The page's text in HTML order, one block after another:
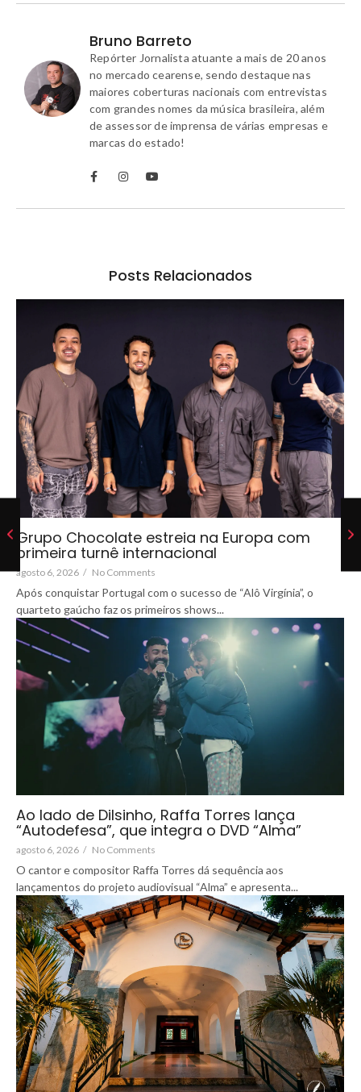
Bruno Barreto
Repórter Jornalista atuante a mais de 20 anos
no mercado cearense, sendo destaque nas
maiores coberturas nacionais com entrevistas
com grandes nomes da música brasileira, além
de assessor de imprensa de várias empresas e
marcas do estado!
Posts Relacionados
Grupo Chocolate estreia na Europa com
primeira turnê internacional
agosto 6, 2026 / No Comments
Após conquistar Portugal com o sucesso de “Alô Virgínia”, o
quarteto gaúcho faz os primeiros shows...
Ao lado de Dilsinho, Raffa Torres lança
“Autodefesa”, que integra o DVD “Alma”
agosto 6, 2026 / No Comments
O cantor e compositor Raffa Torres dá sequência aos
lançamentos do projeto audiovisual “Alma” e apresenta...